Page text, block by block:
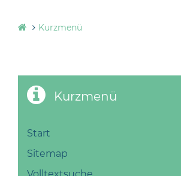
Kurzmenü
Kurzmenü
Start
Sitemap